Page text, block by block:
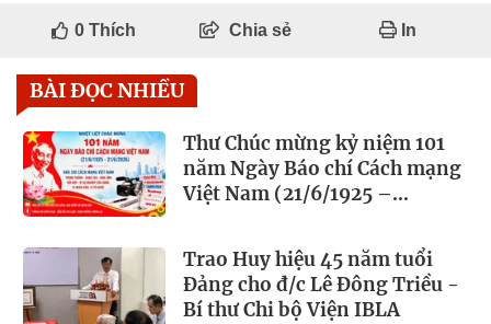
0Thích Chia sẻ In
BÀI ĐỌC NHIỀU
Thư Chúc mừng kỷ niệm 101
năm Ngày Báo chí Cách mạng
Việt Nam (21/6/1925 –
Trao Huy hiệu 45 năm tuổi
Đảng cho đ/c Lê Đông Triều -
Bí thư Chi bộ Viện IBLA